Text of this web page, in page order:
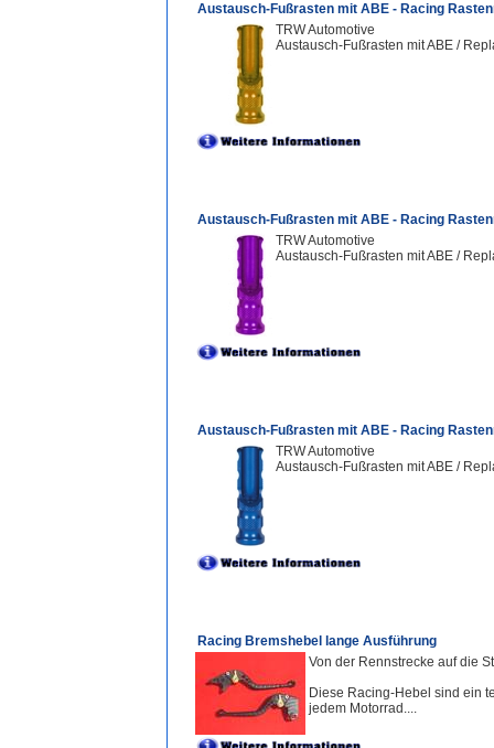
Austausch-Fußrasten mit ABE - Racing
TRW Automotive
Austausch-Fußrasten mit ABE /
Austausch-Fußrasten mit ABE - Racing
TRW Automotive
Austausch-Fußrasten mit ABE /
Austausch-Fußrasten mit ABE - Racing
TRW Automotive
Austausch-Fußrasten mit ABE /
Racing Bremshebel lange Ausführung
Von der Rennstrecke auf die
Diese Racing-Hebel sind ein
jedem Motorrad....